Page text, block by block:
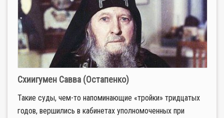
Схиигумен Савва (Остапенко)
Такие суды, чем-то напоминающие «тройки» тридцатых
годов, вершились в кабинетах уполномоченных при